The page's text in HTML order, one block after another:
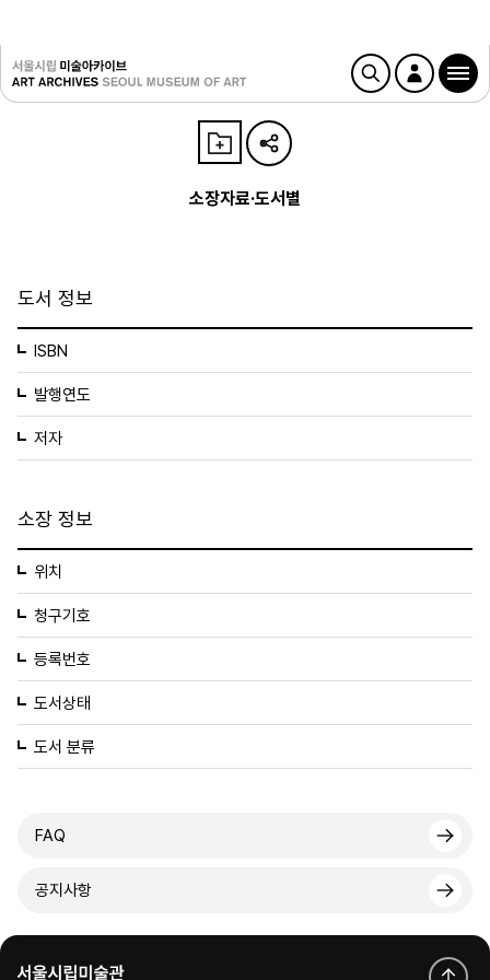
소장자료·도서별
도서 정보
ISBN
발행연도
저자
소장 정보
위치
청구기호
등록번호
도서상태
도서 분류
FAQ
공지사항